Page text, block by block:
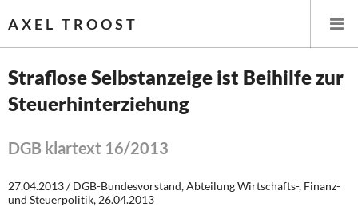
AXEL TROOST
Startseite
Themen
Leitlinien linker Wirtschafts- und Finanzpolitik
Straflose Selbstanzeige ist Beihilfe zur
Steuerhinterziehung
DGB klartext 16/2013
27.04.2013 / DGB-Bundesvorstand, Abteilung Wirtschafts-, Finanz-
und Steuerpolitik, 26.04.2013